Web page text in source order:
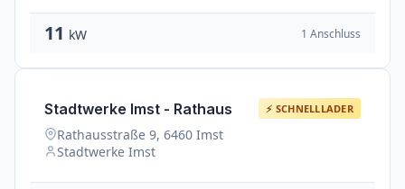
11 kW 1 Anschluss
Stadtwerke Imst - Rathaus ⚡ SCHNELLLADER
Rathausstraße 9, 6460 Imst
Stadtwerke Imst